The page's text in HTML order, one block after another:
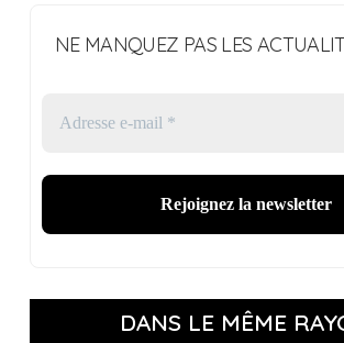
NE MANQUEZ PAS LES
DANS LE MÊME